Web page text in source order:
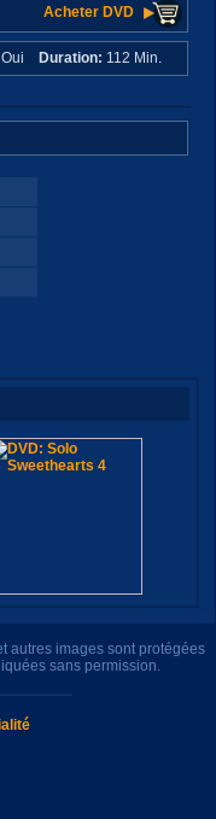
Acheter DVD
Oui Duration: 112 Min.
autres images sont protégées
sans permission.